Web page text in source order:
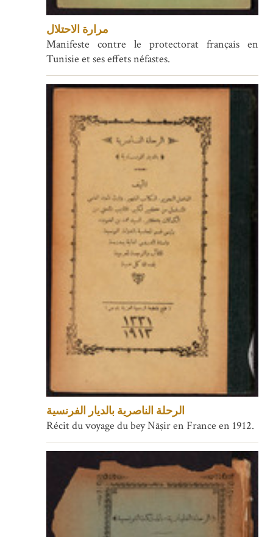
مرارة الاحتلال
Manifeste contre le protectorat français en
Tunisie et ses effets néfastes.
الرحلة الناصرية بالديار الفرنسية
Récit du voyage du bey Nāṣir en France en 1912.